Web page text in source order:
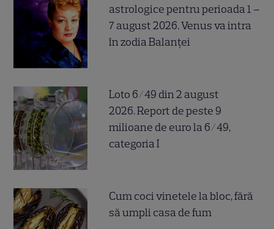
astrologice pentru perioada 1 –
7 august 2026. Venus va intra
în zodia Balanței
Loto 6/49 din 2 august
2026. Report de peste 9
milioane de euro la 6/49,
categoria I
Cum coci vinetele la bloc, fără
să umpli casa de fum